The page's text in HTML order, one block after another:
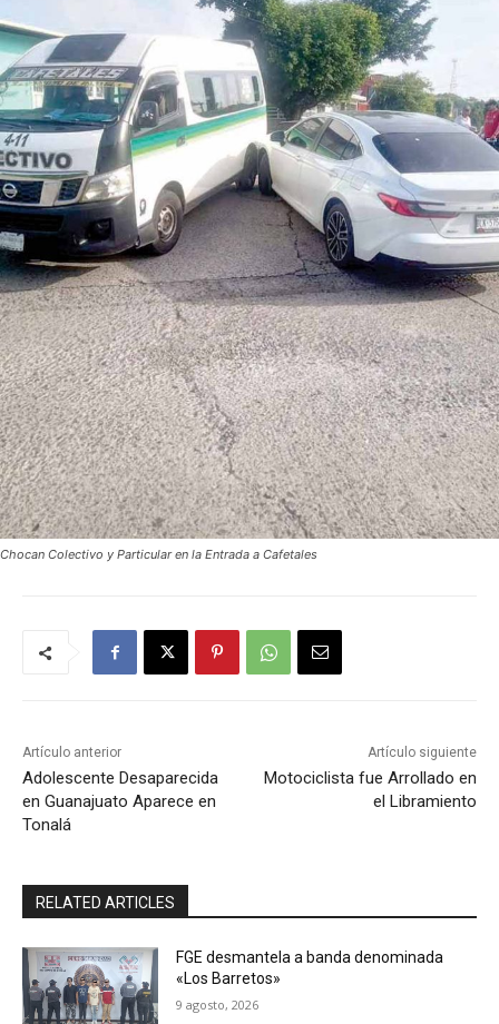
Chocan Colectivo y Particular en la Entrada a Cafetales
Artículo anterior
Adolescente Desaparecida
en Guanajuato Aparece en
Tonalá
Artículo siguiente
Motociclista fue Arrollado en
el Libramiento
RELATED ARTICLES
FGE desmantela a banda denominada
«Los Barretos»
9 agosto, 2026